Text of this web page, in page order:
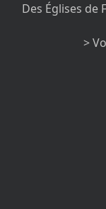
Des Églises de
>